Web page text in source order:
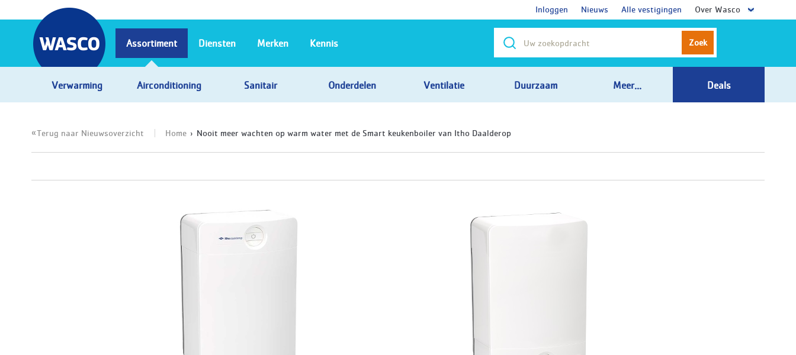
Inloggen Nieuws Alle vestigingen Over Wasco
Zoek
Assortiment
Verwarming Airconditioning Sanitair Onderdelen Ventilatie Duurzaam Meer... Deals
Diensten Merken Kennis
Terug naar Nieuwsoverzicht Home Nooit meer wachten op warm water met de Smart keukenboiler van Itho Daalderop